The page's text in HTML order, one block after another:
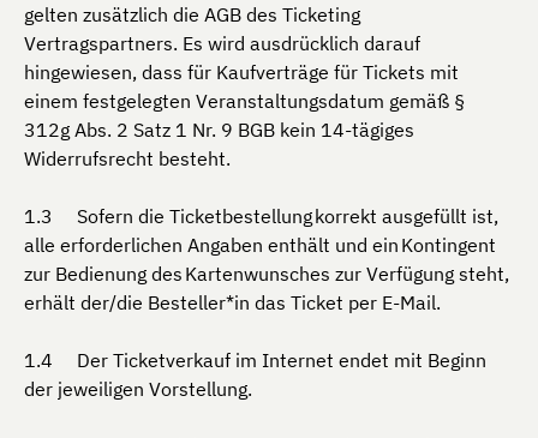
gelten zusätzlich die AGB des Ticketing
Vertragspartners. Es wird ausdrücklich darauf
hingewiesen, dass für Kaufverträge für Tickets mit
einem festgelegten Veranstaltungsdatum gemäß §
312g Abs. 2 Satz 1 Nr. 9 BGB kein 14-tägiges
Widerrufsrecht besteht.
Sofern die Ticketbestellung korrekt ausgefüllt ist,
alle erforderlichen Angaben enthält und ein Kontingent
zur Bedienung des Kartenwunsches zur Verfügung steht,
erhält der/die Besteller*in das Ticket per E-Mail.
Der Ticketverkauf im Internet endet mit Beginn
der jeweiligen Vorstellung.